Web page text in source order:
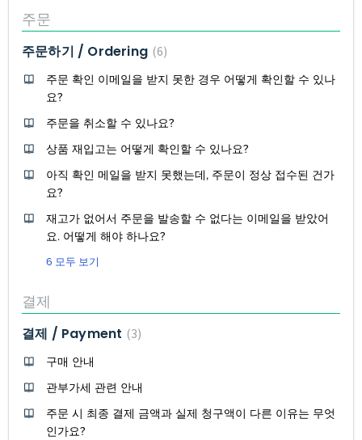
주문
주문하기 / Ordering 6
주문 확인 이메일을 받지 못한 경우 어떻게 확인할 수 있나
요?
주문을 취소할 수 있나요?
상품 재입고는 어떻게 확인할 수 있나요?
아직 확인 메일을 받지 못했는데, 주문이 정상 접수된 건가
요?
재고가 없어서 주문을 발송할 수 없다는 이메일을 받았어
요. 어떻게 해야 하나요?
6 모두 보기
결제
결제 / Payment
3
구매 안내
관부가세 관련 안내
주문 시 최종 결제 금액과 실제 청구액이 다른 이유는 무엇
인가요?